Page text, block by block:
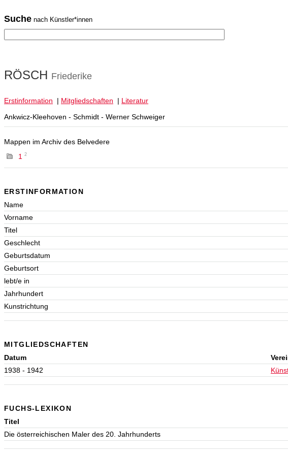
Suche nach Künstler*innen
RÖSCH Friederike
Erstinformation | Mitgliedschaften | Literatur
Ankwicz-Kleehoven - Schmidt - Werner Schweiger
Mappen im Archiv des Belvedere
1
2
ERSTINFORMATION
Name
Vorname
Titel
Geschlecht
Geburtsdatum
Geburtsort
lebt/e in
Jahrhundert
Kunstrichtung
MITGLIEDSCHAFTEN
Datum
1938 - 1942
FUCHS-LEXIKON
Titel
Die österreichischen Maler des 20. Jahrhunderts